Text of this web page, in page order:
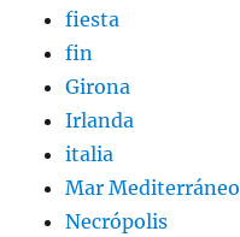
fiesta
fin
Girona
Irlanda
italia
Mar Mediterráneo
Necrópolis